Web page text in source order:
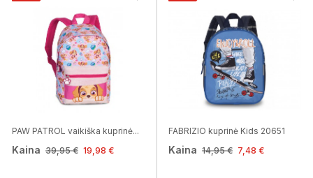
PAW PATROL vaikiška kuprinė...
Kaina 39,95 € 19,98 €
FABRIZIO kuprinė Kids 20651
Kaina 14,95 € 7,48 €